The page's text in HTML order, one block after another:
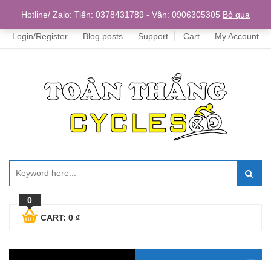
Home
Login/Register Blog posts Support Cart My Account
0
CART: 0 ₫
Hotline/ Zalo: Tiến: 0378431789 - Vân: 0906305305 Bỏ qua